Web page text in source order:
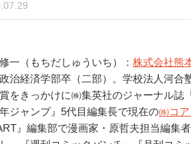
一（もちだしゅういち）： 株式会社熊
治経済学部卒（二部）。学校法人河合
をきっかけに㈱集英社のジャーナル誌
ジャンプ』5代目編集長で現在の㈱コ
』編集部で漫画家・原哲夫担当編集